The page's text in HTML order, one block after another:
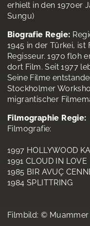
erhielt in den 1970er
Sungu)
Biografie Regie:
1945 in der Türkei,
Regisseur. 1970 floh
dort Film. Seit 1977
Seine Filme
Stockholmer
migrantischer
Filmographie Regie:
Filmografie:
1997 HOLLYWOOD
1991 CLOUD IN LOVE
1985 BIR AVUÇ
1984 SPLITTRING
Filmbild: © Muammer